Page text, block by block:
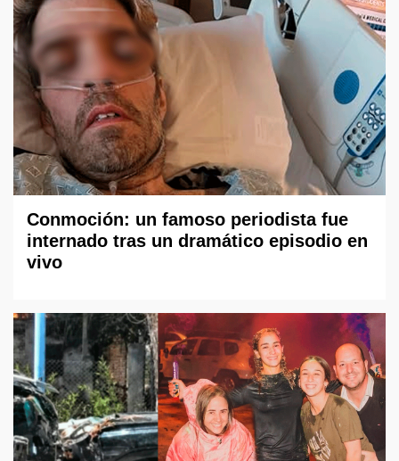
Conmoción: un famoso periodista fue
internado tras un dramático episodio en
vivo